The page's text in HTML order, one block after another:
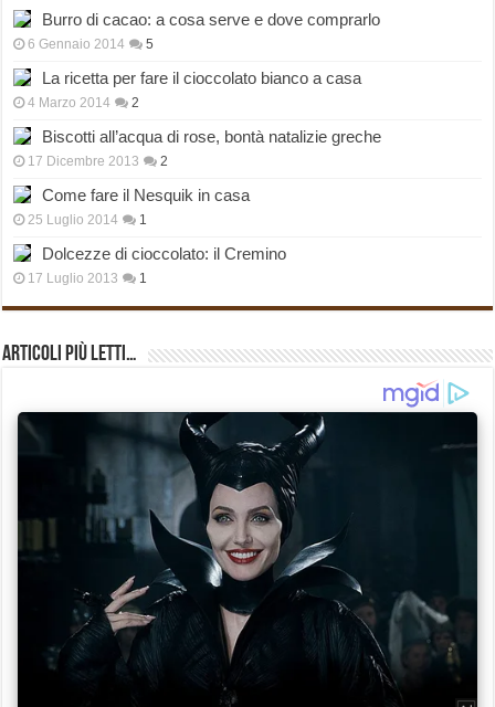
Burro di cacao: a cosa serve e dove comprarlo
6 Gennaio 2014 5
La ricetta per fare il cioccolato bianco a casa
4 Marzo 2014 2
Biscotti all’acqua di rose, bontà natalizie greche
17 Dicembre 2013 2
Come fare il Nesquik in casa
25 Luglio 2014 1
Dolcezze di cioccolato: il Cremino
17 Luglio 2013 1
Articoli più Letti…